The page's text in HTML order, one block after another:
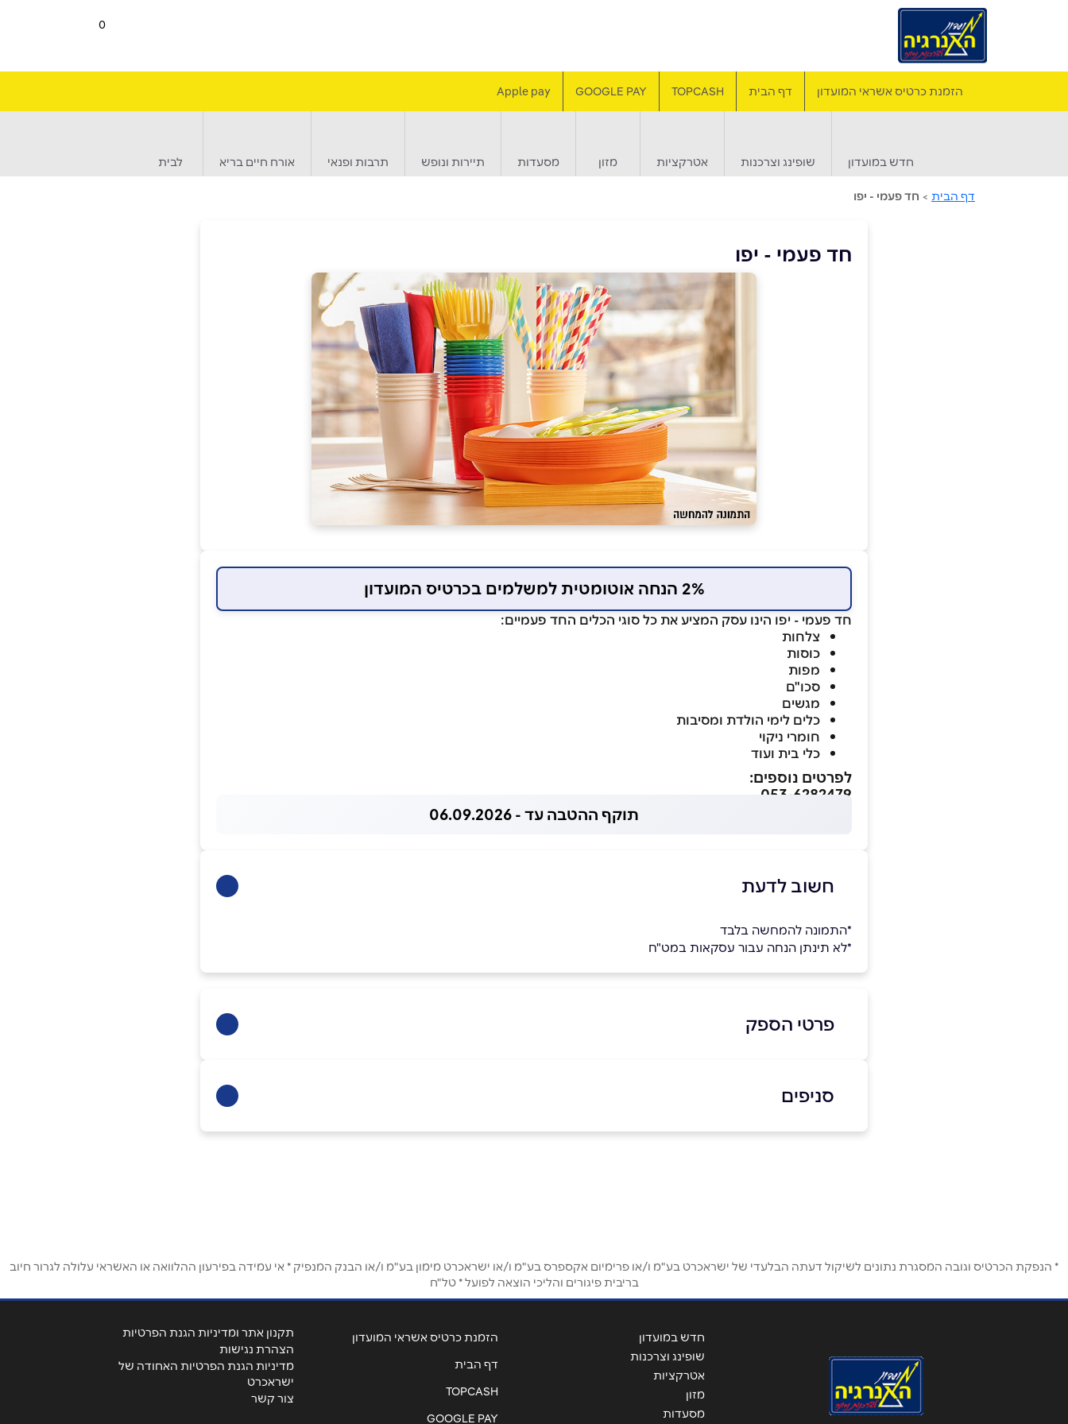
0
הזמנת כרטיס אשראי המועדון דף הבית TOPCASH
GOOGLE PAY
Apple pay
חדש במועדון שופינג וצרכנות אטרקציות מזון מסעדות תיירות ונופש תרבות ופנאי אורח חיים בריא לבית
דף הבית > חד פעמי - יפו
חד פעמי - יפו
2% הנחה אוטומטית למשלמים בכרטיס המועדון
חד פעמי - יפו הינו עסק המציע את כל סוגי הכלים החד פעמיים:
צלחות
כוסות
מפות
סכו"ם
מגשים
כלים לימי הולדת ומסיבות
חומרי ניקוי
כלי בית ועוד
לפרטים נוספים:
053-6282479
תוקף ההטבה עד - 06.09.2026
חשוב לדעת
*התמונה להמחשה בלבד
*לא תינתן הנחה עבור עסקאות במט"ח
פרטי הספק
אנא חזרו אלי בקשר ל...
סניפים
תל אביב
* הנפקת הכרטיס וגובה המסגרת נתונים לשיקול דעתה הבלעדי של ישראכרט בע"מ ו/או פרימיום אקספרס בע"מ ו/או ישראכרט מימון בע"מ ו/או הבנק המנפיק * אי עמידה בפירעון ההלוואה או האשראי עלולה לגרור חיוב
בריבית פיגורים והליכי הוצאה לפועל * טל"ח
חדש במועדון
שופינג וצרכנות
אטרקציות
מזון
מסעדות
הזמנת כרטיס אשראי המועדון
דף הבית
TOPCASH
GOOGLE PAY
תקנון אתר ומדיניות הגנת הפרטיות
הצהרת נגישות
מדיניות הגנת הפרטיות האחודה של
ישראכרט
צור קשר